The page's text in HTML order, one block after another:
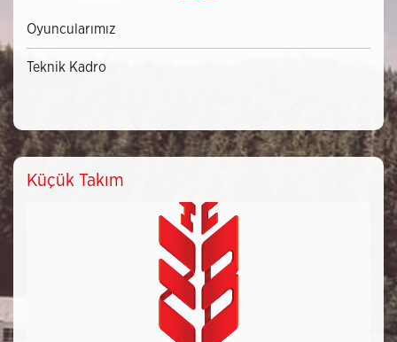
Oyuncularımız
Teknik Kadro
Küçük Takım